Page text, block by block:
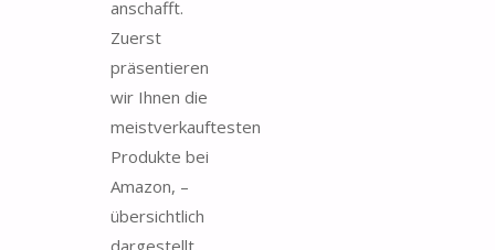
anschafft.
Zuerst
präsentieren
wir Ihnen die
meistverkauftesten
Produkte bei
Amazon, –
übersichtlich
dargestellt.